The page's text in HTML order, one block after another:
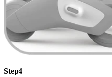
Step4